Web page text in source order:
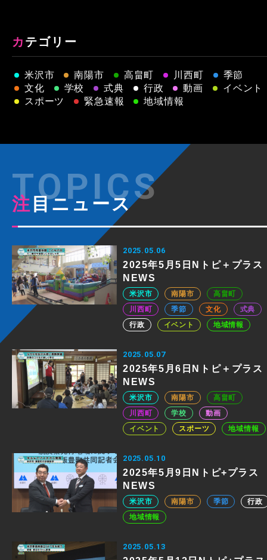
カテゴリー
米沢市 南陽市 高畠町 川西町
季節
文化
学校 式典 行政 動画
イベント
スポーツ
緊急速報 地域情報
注目ニュース
2025.05.06
2025年5月5日Nトピ＋プラス
NEWS
米沢市 南陽市
高畠町
川西町
季節 文化
式典
行政
イベント 地域情報
2025.05.07
2025年5月6日Nトピ＋プラス
NEWS
米沢市 南陽市
高畠町
川西町
学校
動画
イベント
スポーツ 地域情報
2025.05.10
2025年5月9日Nトピ+プラス
NEWS
米沢市 南陽市 季節
行政
地域情報
2025.05.13